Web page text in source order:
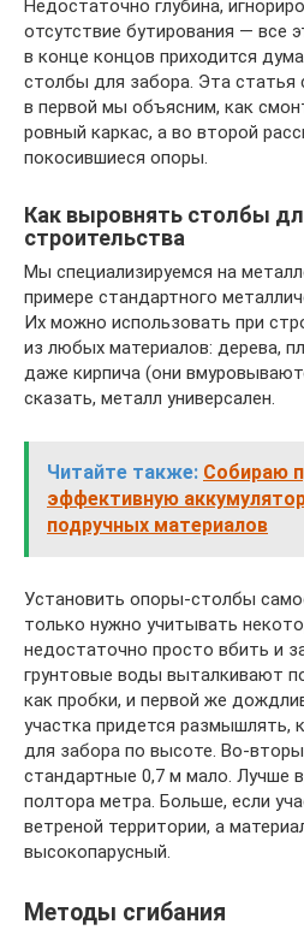
Недостаточно глубина,
отсутствие бутирования — все
в конце концов приходится
столбы для забора. Эта статья
в первой мы объясним, как
ровный каркас, а во второй
покосившиеся опоры.
Как выровнять столбы
строительства
Мы специализируемся на
примере стандартного
Их можно использовать при
из любых материалов: дерева,
даже кирпича (они
сказать, металл универсален.
Читайте также: Собираю
эффективную
подручных материалов
Установить опоры-столбы
только нужно учитывать
недостаточно просто вбить и
грунтовые воды выталкивают
как пробки, и первой же
участка придется размышлять,
для забора по высоте. Во-
стандартные 0,7 м мало. Лучше
полтора метра. Больше, если
ветреной территории, а
высокопарусный.
Методы сгибания